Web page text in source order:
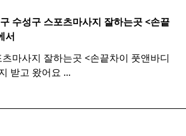
수성구 스포츠마사지 잘하는곳 <손끝
서
마사지 잘하는곳 <손끝차이 풋앤바디
받고 왔어요 ...